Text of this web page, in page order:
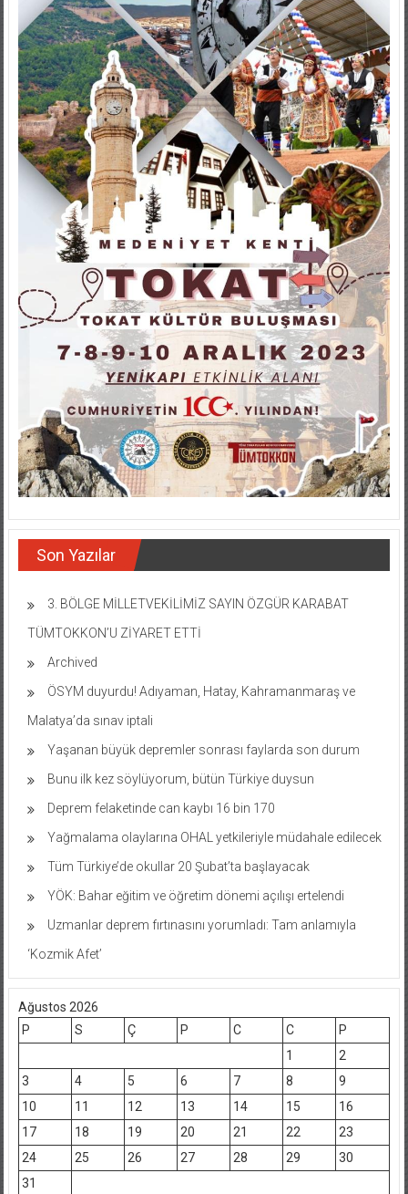
Son Yazılar
3. BÖLGE MİLLETVEKİLİMİZ SAYIN ÖZGÜR KARABAT
TÜMTOKKON’U ZİYARET ETTİ
Archived
ÖSYM duyurdu! Adıyaman, Hatay, Kahramanmaraş ve
Malatya’da sınav iptali
Yaşanan büyük depremler sonrası faylarda son durum
Bunu ilk kez söylüyorum, bütün Türkiye duysun
Deprem felaketinde can kaybı 16 bin 170
Yağmalama olaylarına OHAL yetkileriyle müdahale edilecek
Tüm Türkiye’de okullar 20 Şubat’ta başlayacak
YÖK: Bahar eğitim ve öğretim dönemi açılışı ertelendi
Uzmanlar deprem fırtınasını yorumladı: Tam anlamıyla
‘Kozmik Afet’
Ağustos 2026
P
S Ç P C C
P
1
2
3
4 5 6 7 8
9
10
11 12 13 14 15
16
17
18 19 20 21 22
23
24
25 26 27 28 29
30
31